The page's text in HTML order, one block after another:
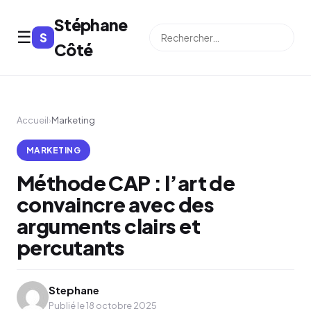
☰ S
Stéphane
Côté
Accueil›Marketing
MARKETING
Méthode CAP : l’art de
convaincre avec des
arguments clairs et
percutants
Stephane
Publié le 18 octobre 2025